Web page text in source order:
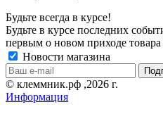
Будьте всегда в курсе!
Будьте в курсе последних
первым о новом приходе товара
Новости магазина
© клеммник.рф ,2026 г.
Информация